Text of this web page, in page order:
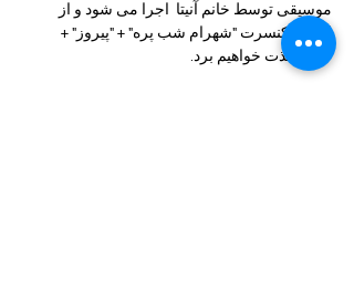
موسیقی توسط خانم آنیتا  اجرا می شود و از
اجرای کنسرت "شهرام شب پره" + "پیروز" +
"هژار" لذت خواهیم برد.